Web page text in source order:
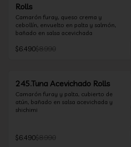
Rolls
Camarón furay, queso crema y
cebollín, envuelto en palta y salmón,
bañado en salsa acevichada
$6.490$8.990
245.Tuna Acevichado Rolls
Camarón furay y palta, cubierto de
atún, bañado en salsa acevichada y
shichimi
$6.490$8.990